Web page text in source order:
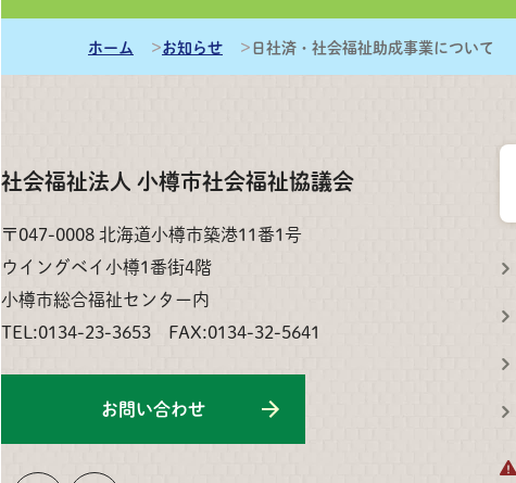
ホーム お知らせ 日社済・社会福祉助成事業について
社会福祉法人 小樽市社会福祉協議会
〒047-0008 北海道小樽市築港11番1号
ウイングベイ小樽1番街4階
小樽市総合福祉センター内
TEL:0134-23-3653 FAX:0134-32-5641
お問い合わせ